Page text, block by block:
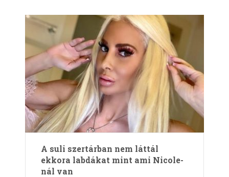
A suli szertárban nem láttál
ekkora labdákat mint ami Nicole-
nál van